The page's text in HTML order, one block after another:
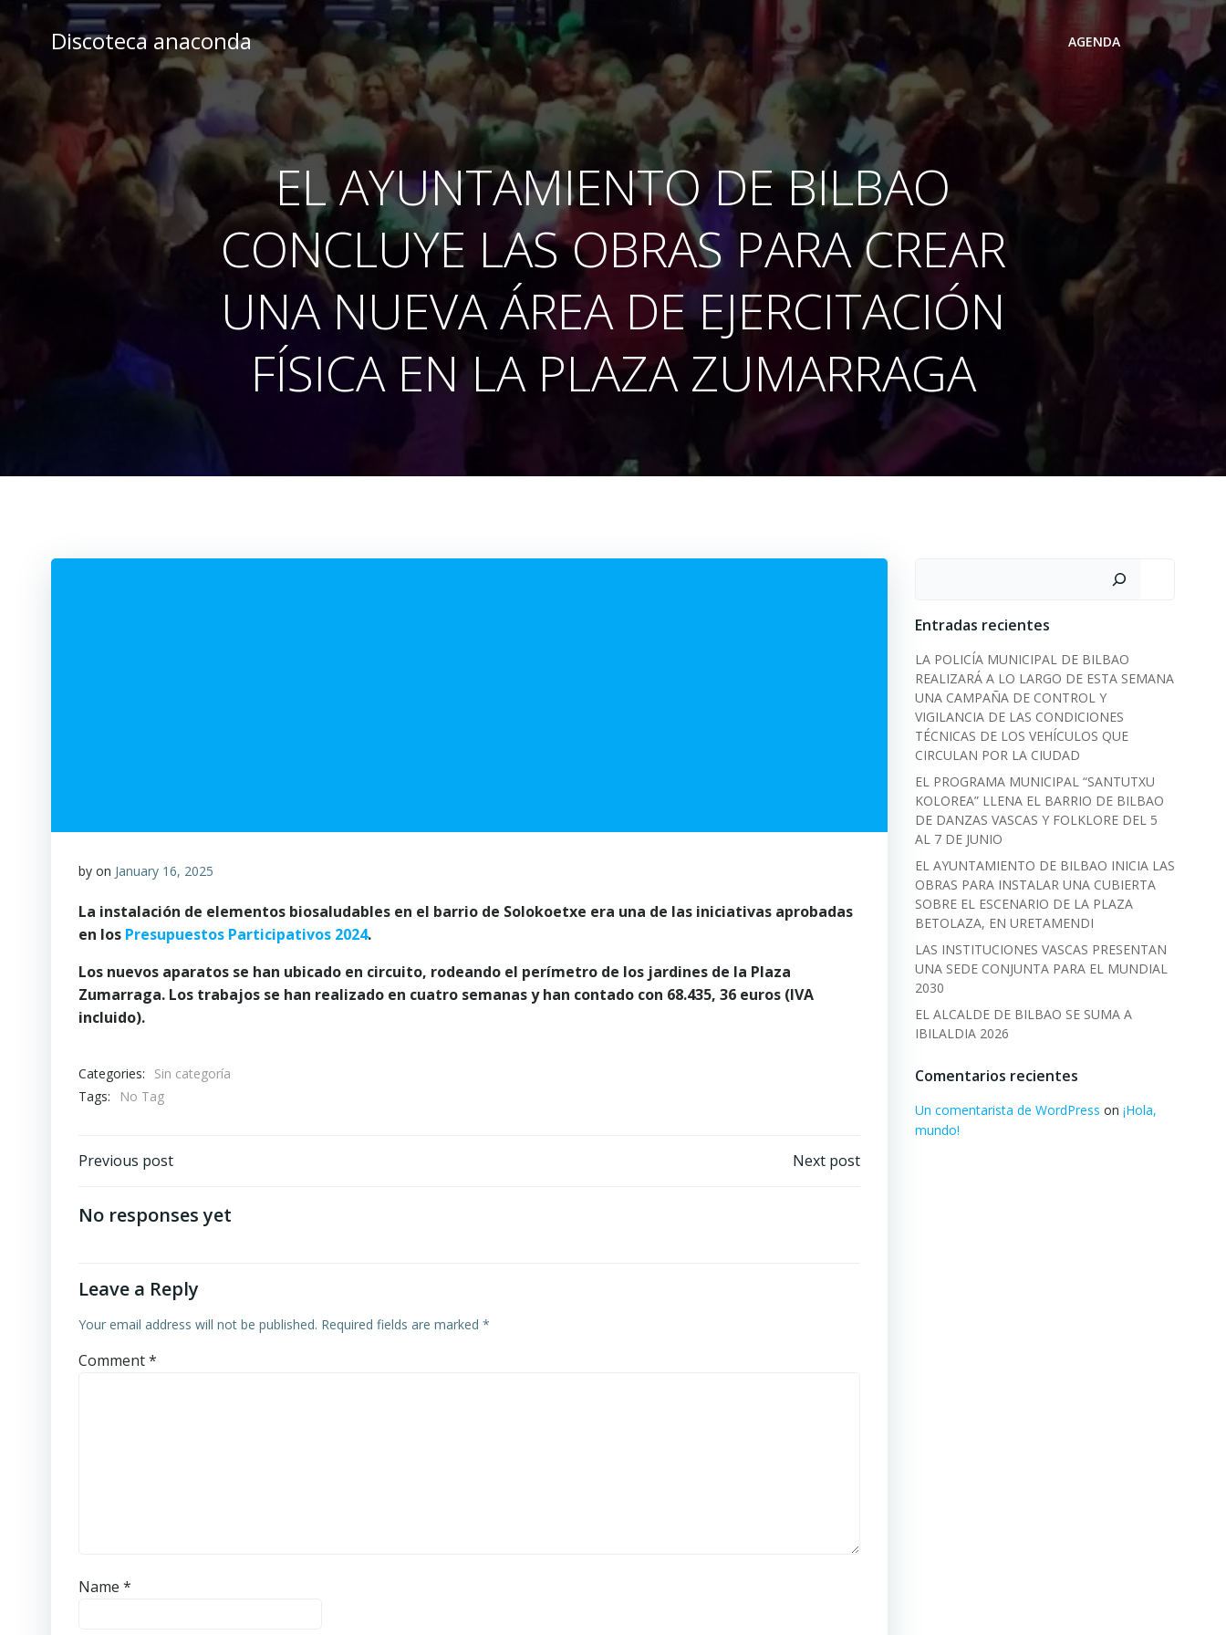
Skip
content Discoteca anaconda AGENDA
EL AYUNTAMIENTO DE BILBAO
CONCLUYE LAS OBRAS PARA CREAR
UNA NUEVA ÁREA DE EJERCITACIÓN
FÍSICA EN LA PLAZA ZUMARRAGA
by on January 16, 2025
La instalación de elementos biosaludables en el barrio de Solokoetxe era una de las iniciativas aprobadas
en los Presupuestos Participativos 2024.
Los nuevos aparatos se han ubicado en circuito, rodeando el perímetro de los jardines de la Plaza
Zumarraga. Los trabajos se han realizado en cuatro semanas y han contado con 68.435, 36 euros (IVA
incluido).
Categories:
Sin categoría
Tags:
No Tag
Post
navigation
Previous post Next post
No responses yet
Leave a Reply
Your email address will not be published. Required fields are marked *
Comment*
Name *
Entradas recientes
LA POLICÍA MUNICIPAL DE BILBAO
REALIZARÁ A LO LARGO DE ESTA SEMANA
UNA CAMPAÑA DE CONTROL Y
VIGILANCIA DE LAS CONDICIONES
TÉCNICAS DE LOS VEHÍCULOS QUE
CIRCULAN POR LA CIUDAD
EL PROGRAMA MUNICIPAL “SANTUTXU
KOLOREA” LLENA EL BARRIO DE BILBAO
DE DANZAS VASCAS Y FOLKLORE DEL 5
AL 7 DE JUNIO
EL AYUNTAMIENTO DE BILBAO INICIA LAS
OBRAS PARA INSTALAR UNA CUBIERTA
SOBRE EL ESCENARIO DE LA PLAZA
BETOLAZA, EN URETAMENDI
LAS INSTITUCIONES VASCAS PRESENTAN
UNA SEDE CONJUNTA PARA EL MUNDIAL
2030
EL ALCALDE DE BILBAO SE SUMA A
IBILALDIA 2026
Comentarios recientes
Un comentarista de WordPress on ¡Hola,
mundo!